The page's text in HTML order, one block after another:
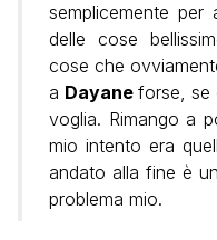
semplicemente
delle cose
cose che
a Dayane forse, se
voglia. Rimango a
mio intento era
andato alla fine è
problema mio.